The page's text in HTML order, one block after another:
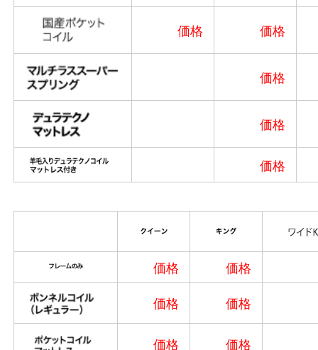
価格 価格
価格
価格
価格
価格
価格
価格
価格
価格 価格